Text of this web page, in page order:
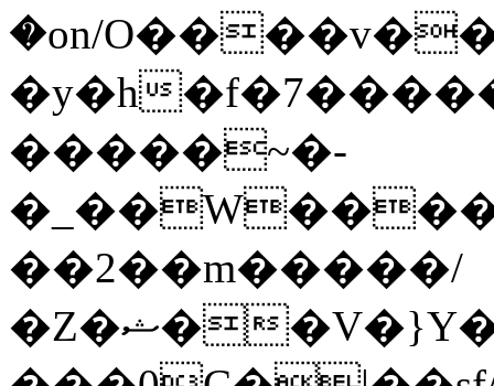
�on/
�y�h
�����~�-
��2��m�����/
�Z�ޝ��V�}Y�I�ծ�O�����S��]z��w��7�޷�����h���u��7w.ϻ���8X��ͮ�����W�dm�Jߜ��q/>?